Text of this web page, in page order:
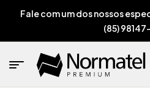
Fale com um dos nossos
(85)